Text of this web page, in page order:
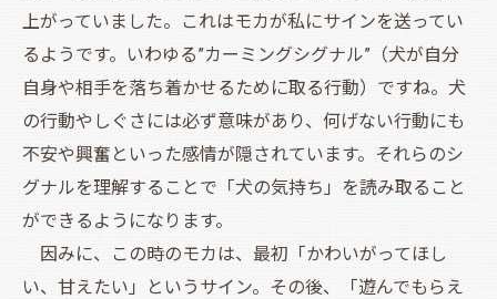
上がっていました。これはモカが私にサインを送ってい
るようです。いわゆる”カーミングシグナル”（犬が自分
自身や相手を落ち着かせるために取る行動）ですね。犬
の行動やしぐさには必ず意味があり、何げない行動にも
不安や興奮といった感情が隠されています。それらのシ
グナルを理解することで「犬の気持ち」を読み取ること
ができるようになります。
因みに、この時のモカは、最初「かわいがってほし
い、甘えたい」というサイン。その後、「遊んでもらえ